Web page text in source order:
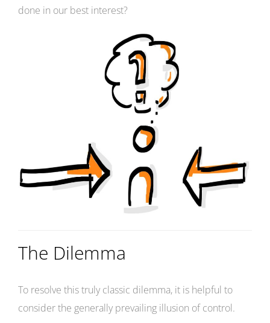
done in our best interest?
The Dilemma
To resolve this truly classic dilemma, it is helpful to
consider the generally prevailing illusion of control.